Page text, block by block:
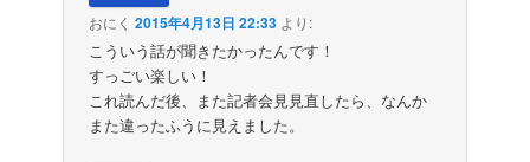
おにく 2015年4月13日 22:33 より:
こういう話が聞きたかったんです！
すっごい楽しい！
これ読んだ後、また記者会見見直したら、なんか
また違ったふうに見えました。